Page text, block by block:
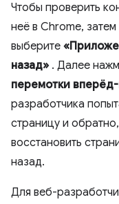
Чтобы проверить
неё в Chrome,
выберите
назад» . Далее
перемотки
разработчика
страницу и
восстановить
назад.
Для веб-